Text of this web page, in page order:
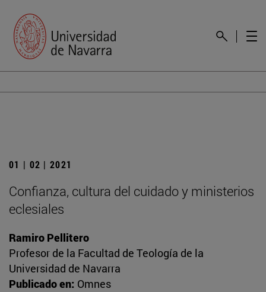
01 | 02 | 2021
Confianza, cultura del cuidado y ministerios
eclesiales
Ramiro Pellitero
Profesor de la Facultad de Teología de la
Universidad de Navarra
Publicado en: Omnes